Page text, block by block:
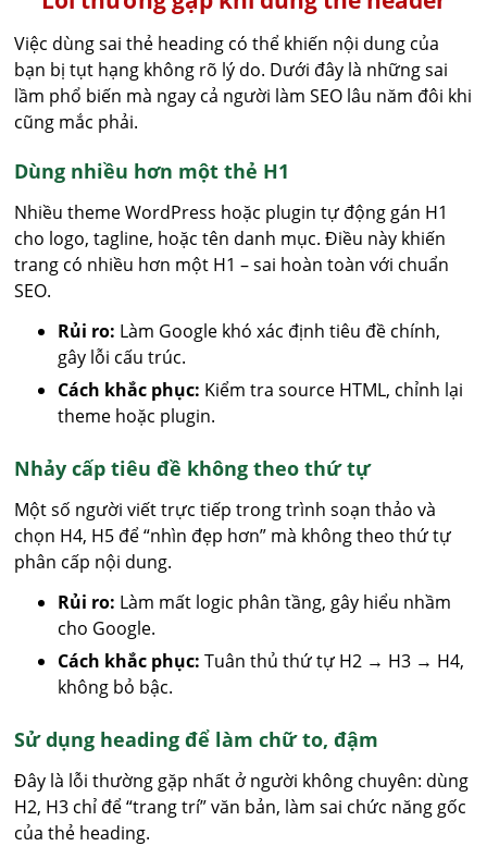
Việc dùng sai thẻ heading có thể khiến nội dung của
bạn bị tụt hạng không rõ lý do. Dưới đây là những sai
lầm phổ biến mà ngay cả người làm SEO lâu năm đôi khi
cũng mắc phải.
Dùng nhiều hơn một thẻ H1
Nhiều theme WordPress hoặc plugin tự động gán H1
cho logo, tagline, hoặc tên danh mục. Điều này khiến
trang có nhiều hơn một H1 – sai hoàn toàn với chuẩn
SEO.
Rủi ro: Làm Google khó xác định tiêu đề chính,
gây lỗi cấu trúc.
Cách khắc phục: Kiểm tra source HTML, chỉnh lại
theme hoặc plugin.
Nhảy cấp tiêu đề không theo thứ tự
Một số người viết trực tiếp trong trình soạn thảo và
chọn H4, H5 để “nhìn đẹp hơn” mà không theo thứ tự
phân cấp nội dung.
Rủi ro: Làm mất logic phân tầng, gây hiểu nhầm
cho Google.
Cách khắc phục: Tuân thủ thứ tự H2 → H3 → H4,
không bỏ bậc.
Sử dụng heading để làm chữ to, đậm
Đây là lỗi thường gặp nhất ở người không chuyên: dùng
H2, H3 chỉ để “trang trí” văn bản, làm sai chức năng gốc
của thẻ heading.